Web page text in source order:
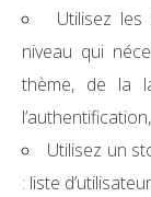
Utilisez
niveau qui
thème, de la
Utilisez un
: liste